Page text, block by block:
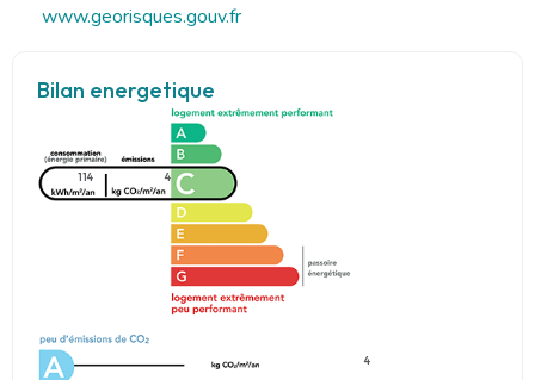
www.georisques.gouv.fr
Bilan energetique
114 4
4